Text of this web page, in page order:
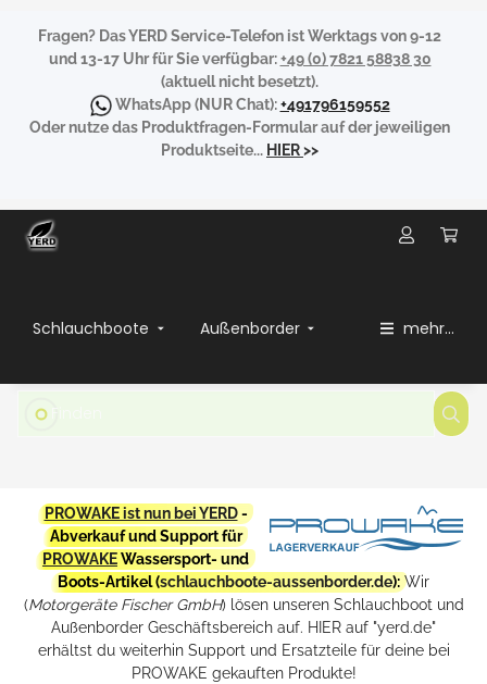
Fragen? Das YERD Service-Telefon ist Werktags von 9-12
und 13-17 Uhr für Sie verfügbar:+49 (0) 7821 58838 30
(aktuell nicht besetzt).
WhatsApp(NUR Chat):+491796159552
Oder nutze das Produktfragen-Formular auf der jeweiligen
Produktseite... HIER>>
Schlauchboote Außenborder mehr...
PROWAKE ist nun bei YERD-
Abverkauf und Support für
PROWAKEWassersport- und
Boots-Artikel (schlauchboote-aussenborder.de): Wir
(Motorgeräte Fischer GmbH) lösen unseren Schlauchboot und
Außenborder Geschäftsbereich auf. HIER auf "yerd.de"
erhältst du weiterhin Support und Ersatzteile für deine bei
PROWAKE gekauften Produkte!